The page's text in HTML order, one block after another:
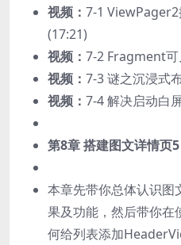
视频： 7-1
(17:21)
视频： 7-2 Fragment可
视频： 7-3 谜之沉浸式
视频： 7-4 解决启动白
第8章 搭建图文详情页
本章先带你总体认识图
果及功能，然后带你
何给列表添加